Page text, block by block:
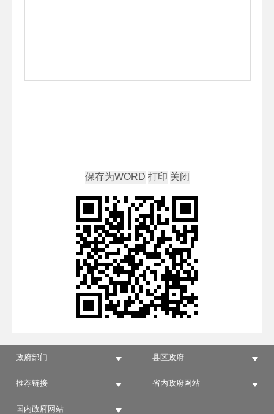
政府部门 县区政府
推荐链接 省内政府网站
国内政府网站